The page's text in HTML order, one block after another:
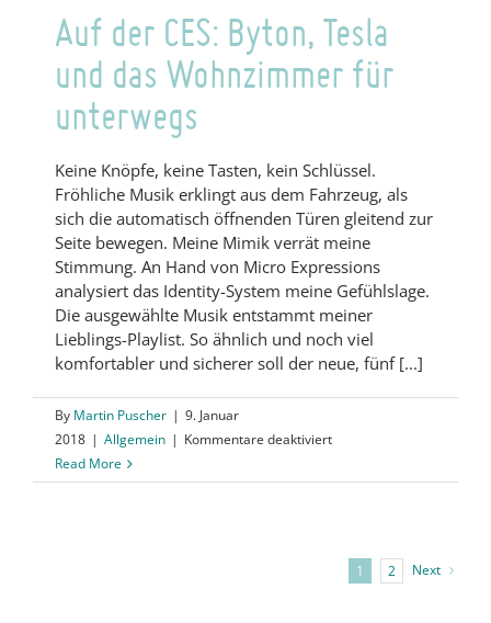
Auf der CES: Byton, Tesla
und das Wohnzimmer für
unterwegs
Keine Knöpfe, keine Tasten, kein Schlüssel.
Fröhliche Musik erklingt aus dem Fahrzeug, als
sich die automatisch öffnenden Türen gleitend zur
Seite bewegen. Meine Mimik verrät meine
Stimmung. An Hand von Micro Expressions
analysiert das Identity-System meine Gefühlslage.
Die ausgewählte Musik entstammt meiner
Lieblings-Playlist. So ähnlich und noch viel
komfortabler und sicherer soll der neue, fünf [...]
By Martin Puscher | 9. Januar
2018 | Allgemein | Kommentare deaktiviertfür
der
Tesla
und
Read More
1 2 Next